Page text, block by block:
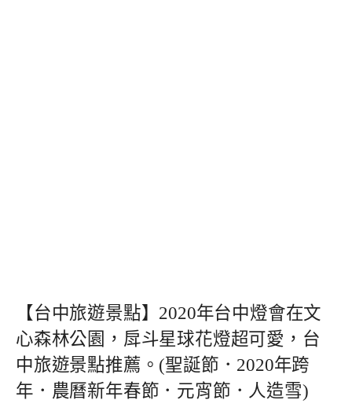
【台中旅遊景點】2020年台中燈會在文
心森林公園，戽斗星球花燈超可愛，台
中旅遊景點推薦。(聖誕節．2020年跨
年．農曆新年春節．元宵節．人造雪)